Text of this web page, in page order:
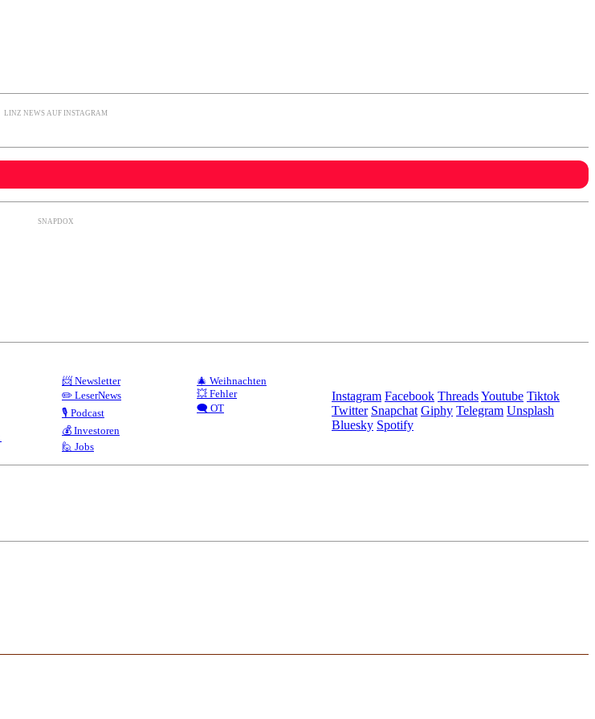
LINZ NEWS AUF INSTAGRAM
SNAPDOX
📨 Newsletter
✏️ LeserNews
🎙️ Podcast
💰 Investoren
🙋 Jobs
🎄 Weihnachten
💥 Fehler
🗨️ OT
Instagram Facebook ThreadsYoutube Tiktok
Twitter Snapchat Giphy Telegram Unsplash
Bluesky Spotify